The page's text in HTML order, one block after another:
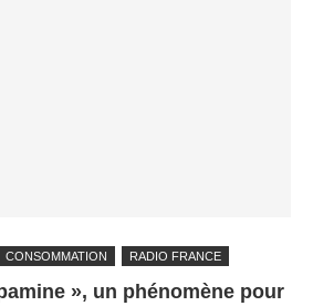
CONSOMMATION RADIO FRANCE
», un phénomène pour